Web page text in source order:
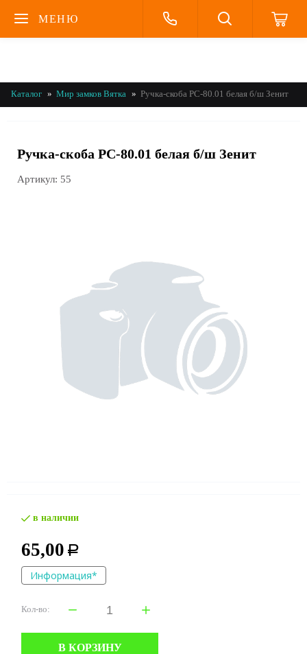
МЕНЮ
Каталог Мир замков Вятка Ручка-скоба РС-80.01 белая б/ш Зенит
Ручка-скоба РС-80.01 белая б/ш Зенит
Артикул: 55
в наличии
65,00 Р
Информация*
Кол-во:
В КОРЗИНУ